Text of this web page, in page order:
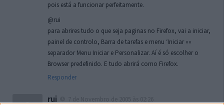
pois está a funcionar perfeitamente.
@rui
para abrires tudo o que seja paginas no Firefox, vai a iniciar,
painel de controlo, Barra de tarefas e menu ‘Iniciar »»
separador Menu Iniciar e Personalizar. Aí é só escolher o
Browser predefinido. E tudo abrirá como Firefox.
Responder
rui